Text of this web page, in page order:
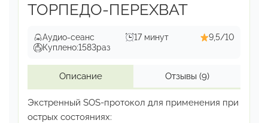
ТОРПЕДО-ПЕРЕХВАТ
Аудио-сеанс 17 минут
9,5/10
Куплено:1583раз
Описание Отзывы (9)
Экстренный SOS-протокол для применения при
острых состояниях: